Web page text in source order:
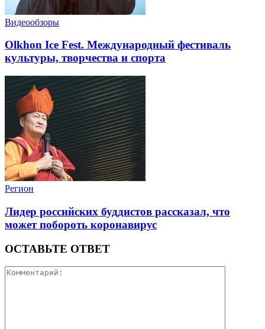
Видеообзоры
Olkhon Ice Fest. Международный фестиваль
культуры, творчества и спорта
Регион
Лидер российских буддистов рассказал, что
может побороть коронавирус
ОСТАВЬТЕ ОТВЕТ